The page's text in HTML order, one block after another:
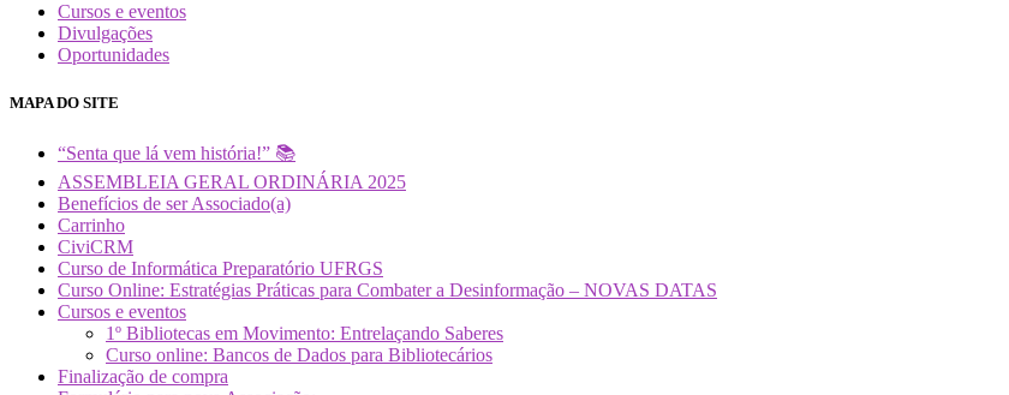
Cursos e eventos
Divulgações
Oportunidades
MAPA DO SITE
“Senta que lá vem história!” 📚
ASSEMBLEIA GERAL ORDINÁRIA 2025
Benefícios de ser Associado(a)
Carrinho
CiviCRM
Curso de Informática Preparatório UFRGS
Curso Online: Estratégias Práticas para Combater a Desinformação – NOVAS DATAS
Cursos e eventos
1º Bibliotecas em Movimento: Entrelaçando Saberes
Curso online: Bancos de Dados para Bibliotecários
Finalização de compra